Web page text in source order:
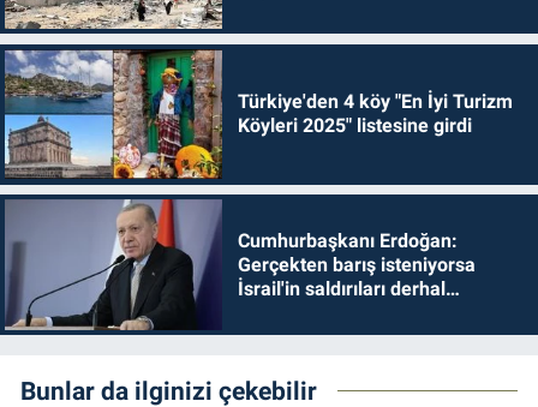
Türkiye'den 4 köy "En İyi Turizm
Köyleri 2025" listesine girdi
Cumhurbaşkanı Erdoğan:
Gerçekten barış isteniyorsa
İsrail'in saldırıları derhal
Bunlar da ilginizi çekebilir